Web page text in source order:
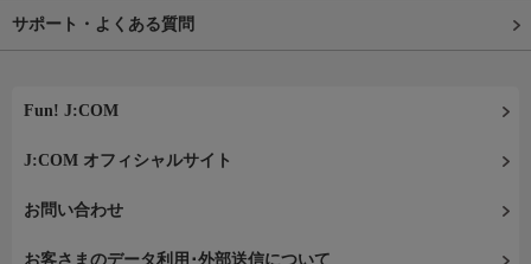
サポート・よくある質問
Fun! J:COM
J:COM オフィシャルサイト
お問い合わせ
お客さまのデータ利用･外部送信について